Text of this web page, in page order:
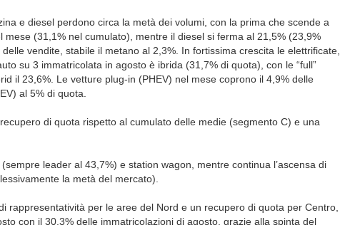
e diesel perdono circa la metà dei volumi, con la prima che scende a
(31,1% nel cumulato), mentre il diesel si ferma al 21,5% (23,9%
vendite, stabile il metano al 2,3%. In fortissima crescita le elettrificate,
su 3 immatricolata in agosto è ibrida (31,7% di quota), con le “full”
il 23,6%. Le vetture plug-in (PHEV) nel mese coprono il 4,9% delle
al 5% di quota.
di quota rispetto al cumulato delle medie (segmento C) e una
(sempre leader al 43,7%) e station wagon, mentre continua l’ascensa di
la metà del mercato).
rappresentatività per le aree del Nord e un recupero di quota per Centro,
con il 30,3% delle immatricolazioni di agosto, grazie alla spinta del